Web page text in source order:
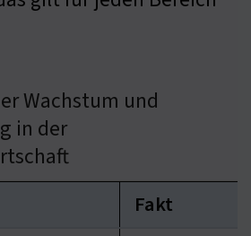
Wachstum und
in der
Fakt